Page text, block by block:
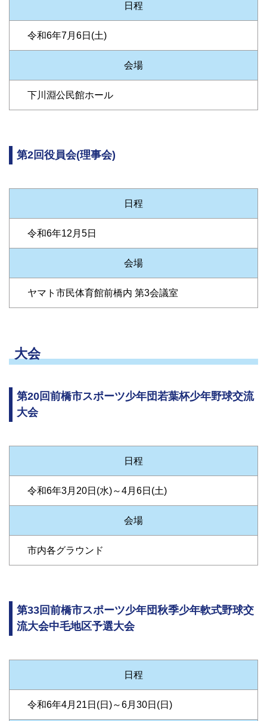
日程
令和6年7月6日(土)
会場
下川淵公民館ホール
第2回役員会(理事会)
日程
令和6年12月5日
会場
ヤマト市民体育館前橋内 第3会議室
大会
第20回前橋市スポーツ少年団若葉杯少年野球交流
大会
日程
令和6年3月20日(水)～4月6日(土)
会場
市内各グラウンド
第33回前橋市スポーツ少年団秋季少年軟式野球交
流大会中毛地区予選大会
日程
令和6年4月21日(日)～6月30日(日)